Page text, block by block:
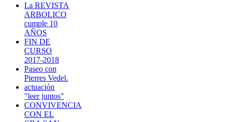
La REVISTA
ARBOLICO
cumple 10
AÑOS
FIN DE
CURSO
2017-2018
Paseo con
Pierres Vedel.
actuación
"leer juntos"
CONVIVENCIA
CON EL